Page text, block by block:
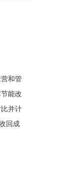
和管
能改
并计
回成